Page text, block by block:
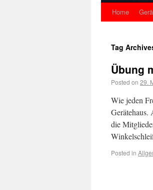
Home
Tag
Übung
Posted on 29.
Wie jeden
Gerätehaus.
die
Posted in